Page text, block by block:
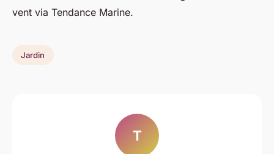
vent via Tendance Marine.
Jardin
T